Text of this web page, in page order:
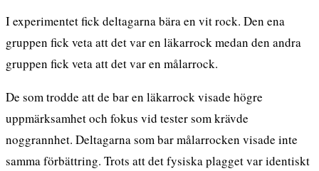
I experimentet fick deltagarna bära en vit rock. Den ena
gruppen fick veta att det var en läkarrock medan den andra
gruppen fick veta att det var en målarrock.
De som trodde att de bar en läkarrock visade högre
uppmärksamhet och fokus vid tester som krävde
noggrannhet. Deltagarna som bar målarrocken visade inte
samma förbättring. Trots att det fysiska plagget var identiskt